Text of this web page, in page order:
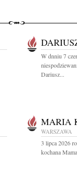
W dnniu 7
Dariusz...
MARIA
WARSZAWA
3 lipca 2026
kochana